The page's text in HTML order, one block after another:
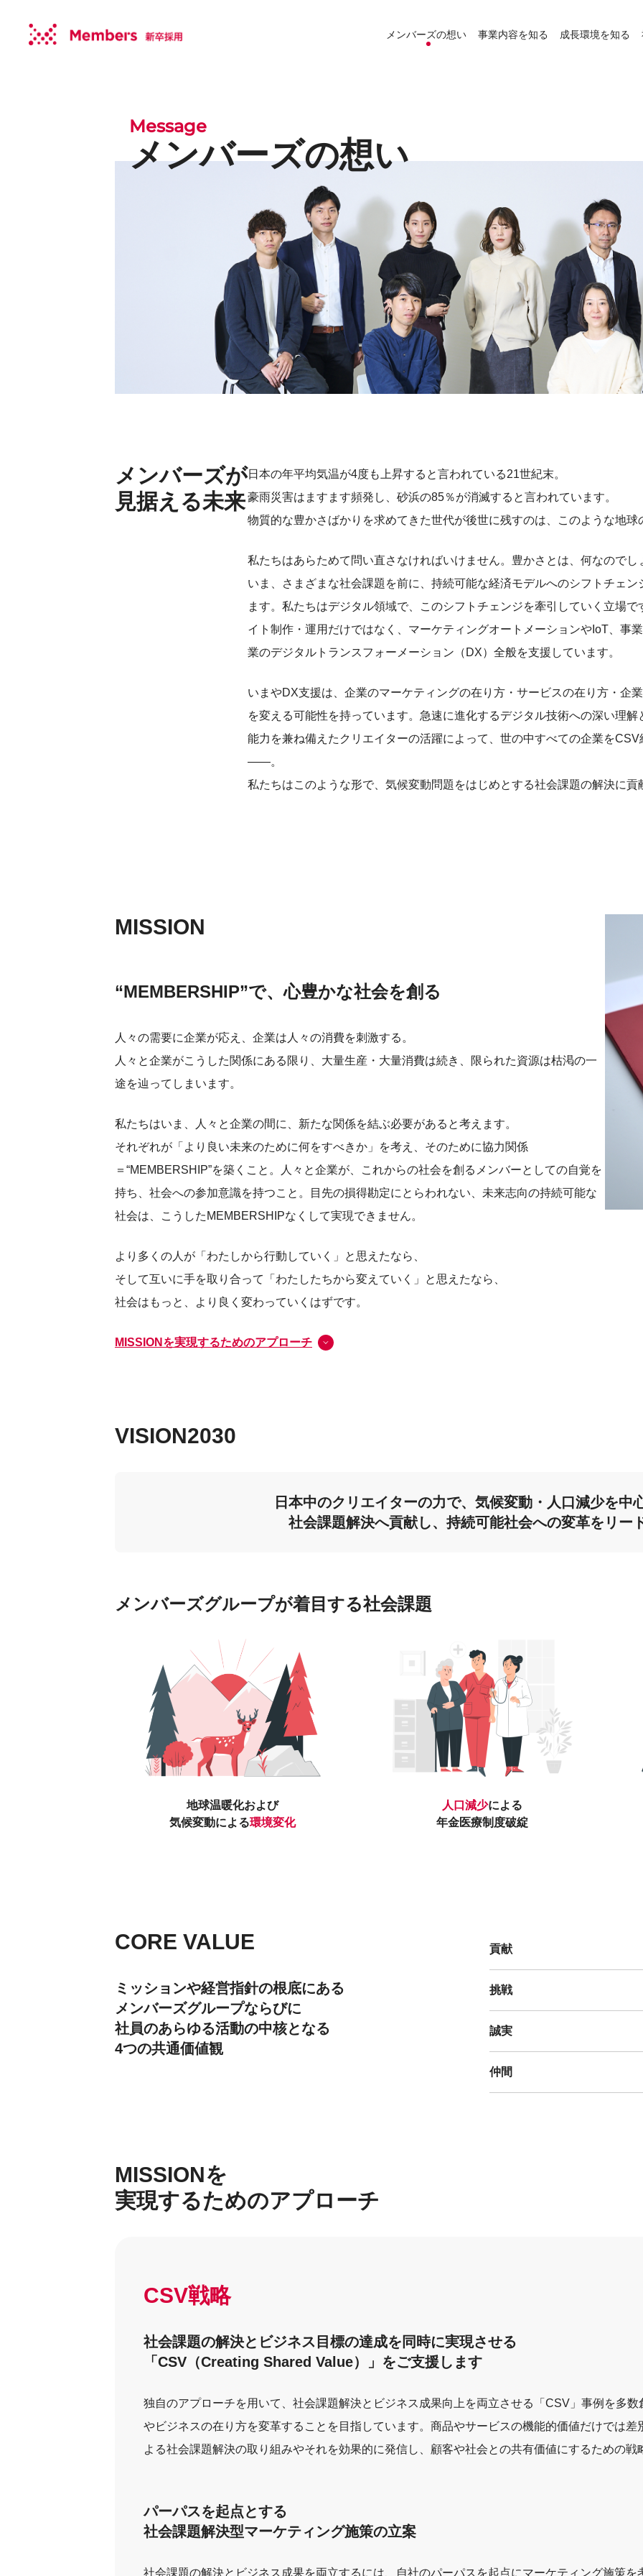
メンバーズの想い 事業内容を知る 成長環境を知る
Message
メンバーズの想い
メンバーズが
見据える未来
日本の年平均気温が4度も上昇すると言われている21世紀末。
豪雨災害はますます頻発し、砂浜の85％が消滅すると言われています。
物質的な豊かさばかりを求めてきた世代が後世に残すのは、このような地球
私たちはあらためて問い直さなければいけません。豊かさとは、何なのでし
いま、さまざまな社会課題を前に、持続可能な経済モデルへのシフトチェン
ます。私たちはデジタル領域で、このシフトチェンジを牽引していく立場で
イト制作・運用だけではなく、マーケティングオートメーションやIoT、事
業のデジタルトランスフォーメーション（DX）全般を支援しています。
いまやDX支援は、企業のマーケティングの在り方・サービスの在り方・企
を変える可能性を持っています。急速に進化するデジタル技術への深い理解
能力を兼ね備えたクリエイターの活躍によって、世の中すべての企業をCSV
――。
私たちはこのような形で、気候変動問題をはじめとする社会課題の解決に貢
MISSION
“MEMBERSHIP”で、心豊かな社会を創る
人々の需要に企業が応え、企業は人々の消費を刺激する。
人々と企業がこうした関係にある限り、大量生産・大量消費は続き、限られた資源は枯渇の一
途を辿ってしまいます。
私たちはいま、人々と企業の間に、新たな関係を結ぶ必要があると考えます。
それぞれが「より良い未来のために何をすべきか」を考え、そのために協力関係
＝“MEMBERSHIP”を築くこと。人々と企業が、これからの社会を創るメンバーとしての自覚を
持ち、社会への参加意識を持つこと。目先の損得勘定にとらわれない、未来志向の持続可能な
社会は、こうしたMEMBERSHIPなくして実現できません。
より多くの人が「わたしから行動していく」と思えたなら、
そして互いに手を取り合って「わたしたちから変えていく」と思えたなら、
社会はもっと、より良く変わっていくはずです。
MISSIONを実現するためのアプローチ
VISION2030
日本中のクリエイターの力で、 気候変動・人口減少を中
社会課題解決へ貢献し、持続可能社会への変革をリー
メンバーズグループが着目する社会課題
地球温暖化および
気候変動による環境変化
人口減少による
年金医療制度破綻
CORE VALUE
ミッションや経営指針の根底にある
メンバーズグループならびに
社員のあらゆる活動の中核となる
4つの共通価値観
貢献
挑戦
誠実
仲間
MISSIONを
実現するためのアプローチ
CSV戦略
社会課題の解決とビジネス目標の達成を同時に実現させる
「CSV（Creating Shared Value）」をご支援します
独自のアプローチを用いて、社会課題解決とビジネス成果向上を両立させる「CSV」事例を多
やビジネスの在り方を変革することを目指しています。商品やサービスの機能的価値だけでは差
よる社会課題解決の取り組みやそれを効果的に発信し、顧客や社会との共有価値にするための戦
パーパスを起点とする
社会課題解決型マーケティング施策の立案
社会課題の解決とビジネス成果を両立するには、自社のパーパスを起点にマーケティング施策